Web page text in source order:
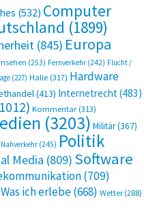
(532) Computer
(1899)
(845) Europa
(253) Fernverkehr (242) Flucht /
(227) Halle(317) Hardware
(413) Internetrecht(483)
Kommentar(313)
(3203) Militär(367)
Nahverkehr (245) Politik
Media (809) Software
(709)
Was ich erlebe(668) Wetter (288)